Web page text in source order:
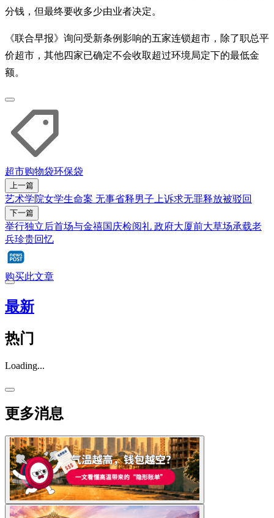
分钱，但最终要收多少由业者决定。
《联合早报》询问受新条例影响的五家连锁超市，除了职总平
价超市，其他四家已确定不会收取超过环境局定下的最低金
额。
超市购物袋环保袋
上一篇
艺术学院女学生命案 无事省释男子上诉求无罪释放被驳回
下一篇
举行独立后首场与金禧国庆检阅礼 政府大厦前大草场承载老
兵珍贵回忆
购买此文章
最新
热门
Loading...
更多消息